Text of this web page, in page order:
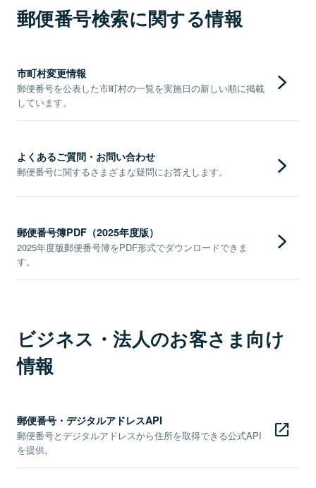
郵便番号検索に関する情報
市町村変更情報
郵便番号を公表した市町村の一覧を実施日の新しい順に掲載
しています。
よくあるご質問・お問い合わせ
郵便番号に関するさまざまな疑問にお答えします。
郵便番号簿PDF（2025年度版）
2025年度版郵便番号簿をPDF形式でダウンロードできま
す。
ビジネス・法人のお客さま向け
情報
郵便番号・デジタルアドレスAPI
郵便番号とデジタルアドレスから住所を取得できる公式API
を提供。